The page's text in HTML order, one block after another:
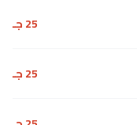
25 جـ
25 جـ